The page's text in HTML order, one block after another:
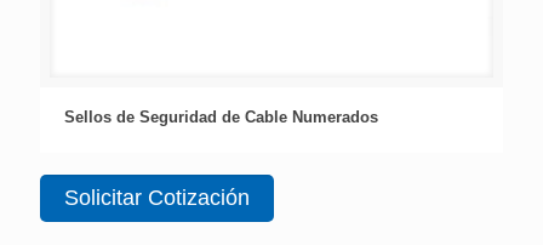
Sellos de Seguridad de Cable Numerados
Solicitar Cotización